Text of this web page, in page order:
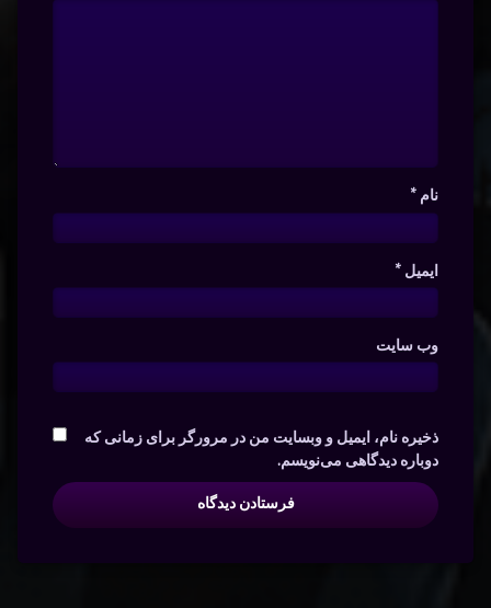
نام *
ایمیل *
وب‌ سایت
ذخیره نام، ایمیل و وبسایت من در مرورگر برای زمانی که
دوباره دیدگاهی می‌نویسم.